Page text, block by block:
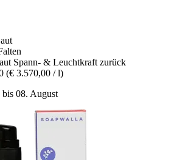
Spann- & Leuchtkraft zurück
(€ 3.570,00 / l)
08. August